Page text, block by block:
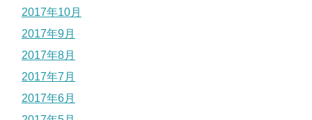
2017年10月
2017年9月
2017年8月
2017年7月
2017年6月